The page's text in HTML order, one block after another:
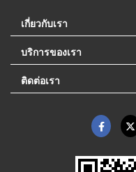
เกี่ยวกับเรา
บริการของเรา
ติดต่อเรา